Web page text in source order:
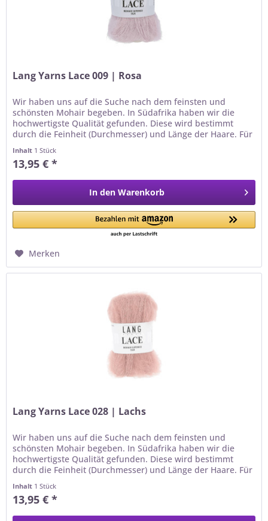
Lang Yarns Lace 009 | Rosa
Wir haben uns auf die Suche nach dem feinsten und
schönsten Mohair begeben. In Südafrika haben wir die
hochwertigste Qualität gefunden. Diese wird bestimmt
durch die Feinheit (Durchmesser) und Länge der Haare. Für
Inhalt 1 Stück
13,95 € *
In den Warenkorb
Merken
Lang Yarns Lace 028 | Lachs
Wir haben uns auf die Suche nach dem feinsten und
schönsten Mohair begeben. In Südafrika haben wir die
hochwertigste Qualität gefunden. Diese wird bestimmt
durch die Feinheit (Durchmesser) und Länge der Haare. Für
Inhalt 1 Stück
13,95 € *